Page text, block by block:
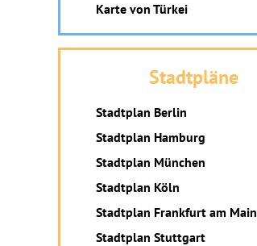
Karte von Türkei
Stadtpläne
Stadtplan Berlin
Stadtplan Hamburg
Stadtplan München
Stadtplan Köln
Stadtplan Frankfurt am Main
Stadtplan Stuttgart